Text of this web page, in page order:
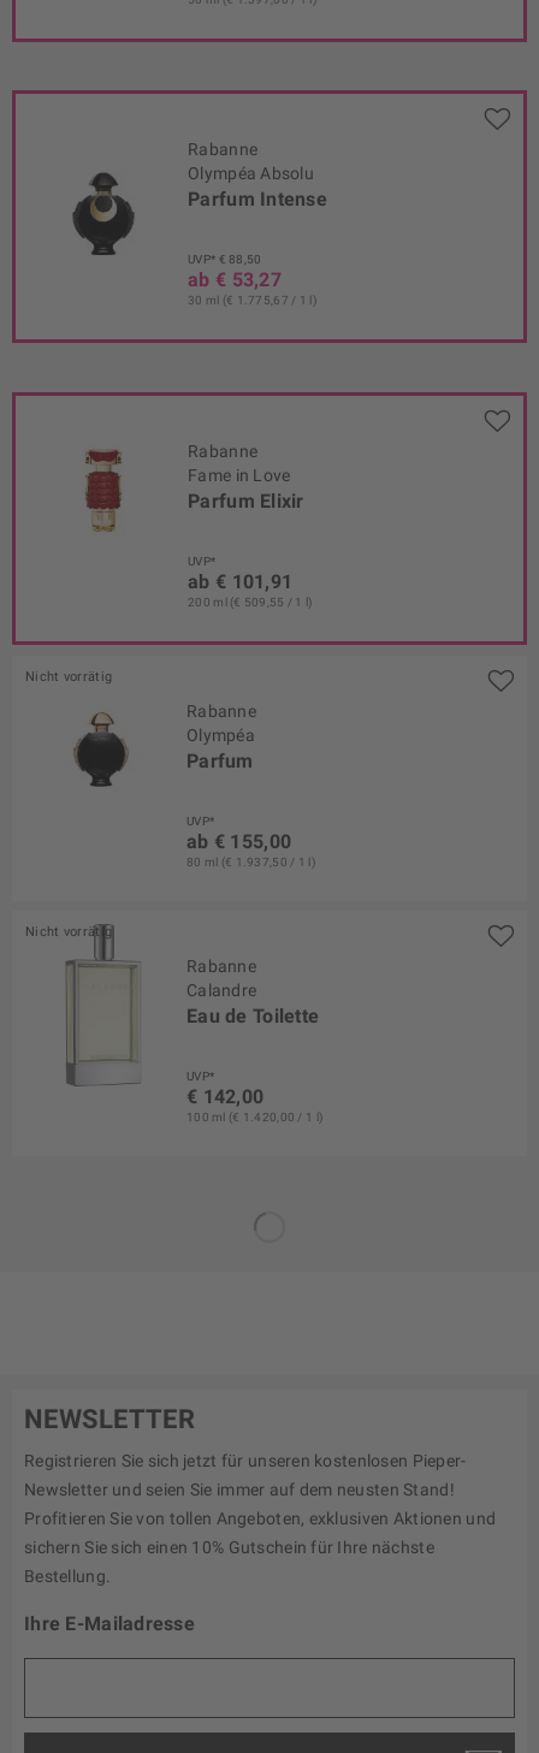
Rabanne
Olympéa Absolu
Parfum Intense
UVP* € 88,50
ab € 53,27
30 ml (€ 1.775,67 / 1 l)
Rabanne
Fame in Love
Parfum Elixir
UVP*
ab € 101,91
200 ml (€ 509,55 / 1 l)
Nicht vorrätig
Rabanne
Olympéa
Parfum
UVP*
ab € 155,00
80 ml (€ 1.937,50 / 1 l)
Nicht vorrätig
Rabanne
Calandre
Eau de Toilette
UVP*
€ 142,00
100 ml (€ 1.420,00 / 1 l)
NEWSLETTER
Registrieren Sie sich jetzt für unseren kostenlosen Pieper-
Newsletter und seien Sie immer auf dem neusten Stand!
Profitieren Sie von tollen Angeboten, exklusiven Aktionen und
sichern Sie sich einen 10% Gutschein für Ihre nächste
Bestellung.
Ihre E-Mailadresse